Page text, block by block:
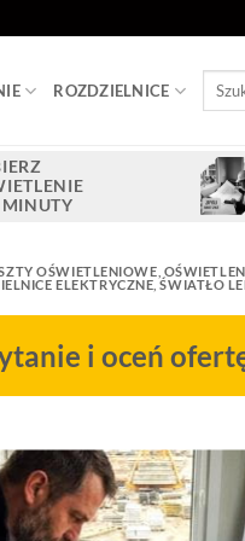
ROZDZIELNICE
Szukaj:
OŚWIETLENIOWE
ELEKTRYCZNE ,ŚWIATŁO
i oceń